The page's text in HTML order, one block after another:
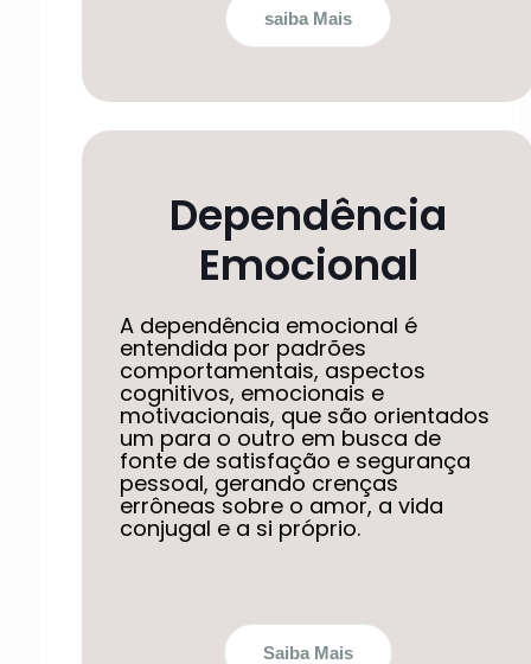
saiba Mais
Dependência
Emocional
A dependência emocional é
entendida por padrões
comportamentais, aspectos
cognitivos, emocionais e
motivacionais, que são orientados
um para o outro em busca de
fonte de satisfação e segurança
pessoal, gerando crenças
errôneas sobre o amor, a vida
conjugal e a si próprio.
Saiba Mais